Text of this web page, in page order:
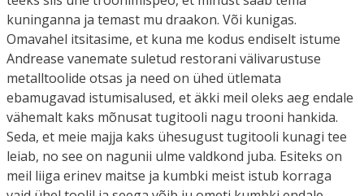
kuninganna ja temast mu draakon. Või kunigas.
Omavahel itsitasime, et kuna me kodus endiselt istume
Andrease vanemate suletud restorani välivarustuse
metalltoolide otsas ja need on ühed ütlemata
ebamugavad istumisalused, et äkki meil oleks aeg endale
vähemalt kaks mõnusat tugitooli nagu trooni hankida.
Seda, et meie majja kaks ühesugust tugitooli kunagi tee
leiab, no see on nagunii ulme valdkond juba. Esiteks on
meil liiga erinev maitse ja kumbki meist istub korraga